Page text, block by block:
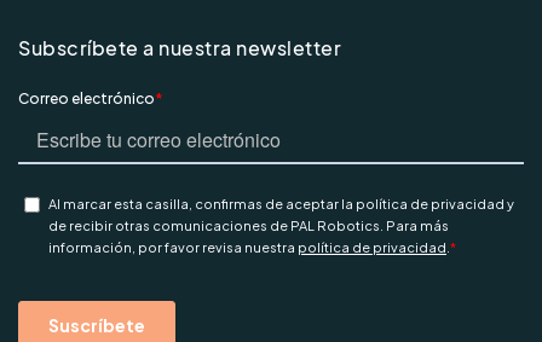
Subscríbete a nuestra newsletter